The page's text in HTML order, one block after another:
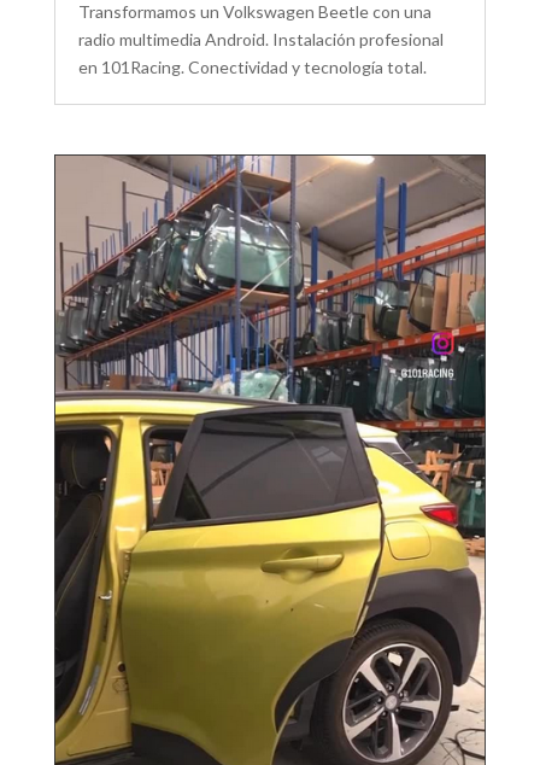
Transformamos un Volkswagen Beetle con una
radio multimedia Android. Instalación profesional
en 101Racing. Conectividad y tecnología total.